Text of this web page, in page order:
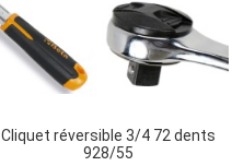
Cliquet réversible 3/4 72 dents
928/55